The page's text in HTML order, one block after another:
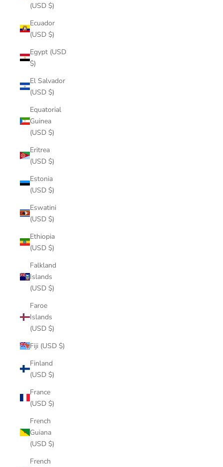
(USD $)
Ecuador
(USD $)
Egypt (USD
$)
El Salvador
(USD $)
Equatorial
Guinea
(USD $)
Eritrea
(USD $)
Estonia
(USD $)
Eswatini
(USD $)
Ethiopia
(USD $)
Falkland
Islands
(USD $)
Faroe
Islands
(USD $)
Fiji (USD $)
Finland
(USD $)
France
(USD $)
French
Guiana
(USD $)
French